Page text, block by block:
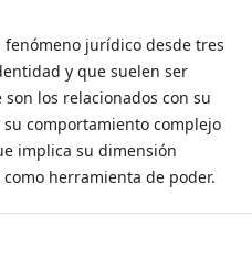
jurídico desde tres
y que suelen ser
los relacionados con su
comportamiento complejo
implica su dimensión
herramienta de poder.